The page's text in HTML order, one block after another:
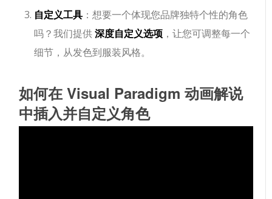
自定义工具 ：想要一个体现您品牌独特个性的角色
吗？我们提供深度自定义选项 ，让您可调整每一个
细节，从发色到服装风格。
如何在 Visual Paradigm 动画解说
中插入并自定义角色